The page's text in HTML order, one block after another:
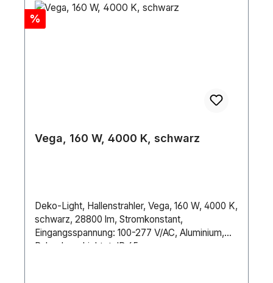
Rabatt
%
Vega, 160 W, 4000 K, schwarz
Deko-Light, Hallenstrahler, Vega, 160 W, 4000 K,
schwarz, 28800 lm, Stromkonstant,
Eingangsspannung: 100-277 V/AC, Aluminium,
Pulverbeschichtet, IP 65